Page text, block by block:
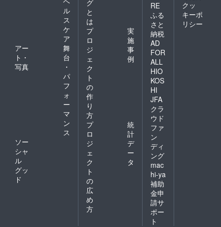
ル
ス
ケ
ア
アー
ト・
写真
舞
台
・
パ
フ
ォ
ー
マ
ン
ス
ソー
シャ
ル
グッ
ド
グ
と
は
プ
ロ
ジ
ェ
ク
ト
の
作
り
方
実
施
事
例
プ
ロ
ジ
ェ
ク
ト
の
広
め
方
統
計
デ
ー
タ
RE
ふる
さと
納税
AD
FOR
ALL
HIO
KOS
HI
JFA
クラ
ウド
ファ
ン
ディ
ング
mac
hi-ya
補助
金申
請サ
ポー
ト
クッ
キーポ
リシー